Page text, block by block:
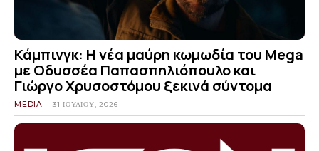
Κάμπινγκ: Η νέα μαύρη κωμωδία του Mega
με Οδυσσέα Παπασπηλιόπουλο και
Γιώργο Χρυσοστόμου ξεκινά σύντομα
MEDIA 31 ΙΟΥΛΊΟΥ, 2026